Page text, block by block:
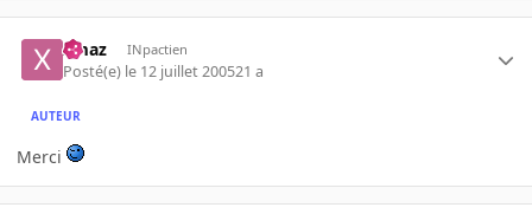
xmaz INpactien
Posté(e) le 12 juillet 200521 a
AUTEUR
Merci